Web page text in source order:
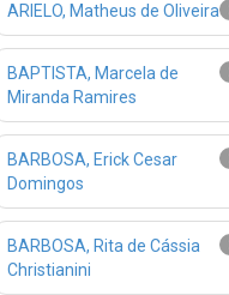
ARIELO, Matheus de Oliveira
BAPTISTA, Marcela de
Miranda Ramires
BARBOSA, Erick Cesar
Domingos
BARBOSA, Rita de Cássia
Christianini